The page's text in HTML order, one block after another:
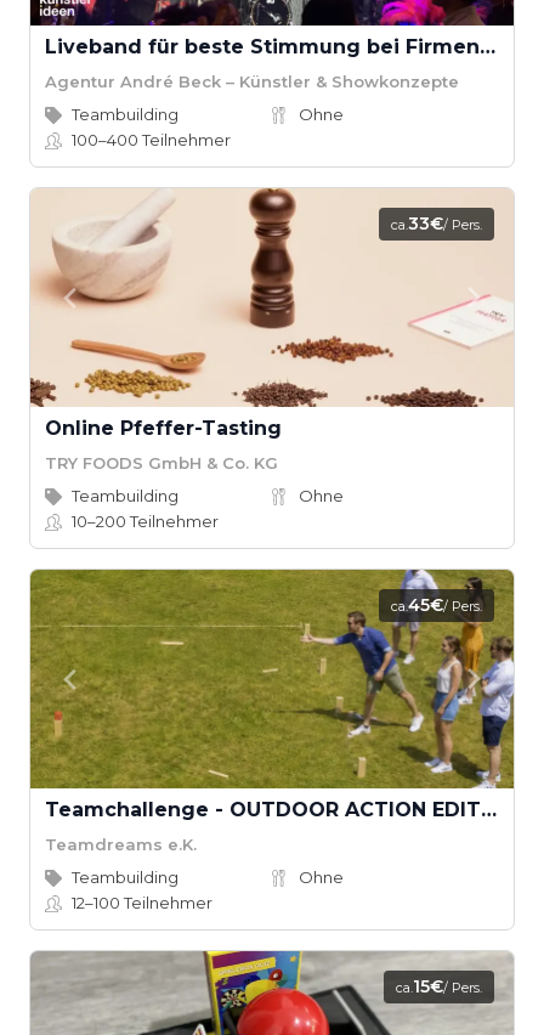
Liveband für beste Stimmung bei Firmenevents
Agentur André Beck – Künstler & Showkonzepte
Teambuilding
Ohne
100–400Teilnehmer
ca.33€/ Pers.
Online Pfeffer-Tasting
TRY FOODS GmbH & Co. KG
Teambuilding
Ohne
10–200Teilnehmer
ca.45€/ Pers.
Teamchallenge - OUTDOOR ACTION EDITION
Teamdreams e.K.
Teambuilding
Ohne
12–100Teilnehmer
ca.15€/ Pers.